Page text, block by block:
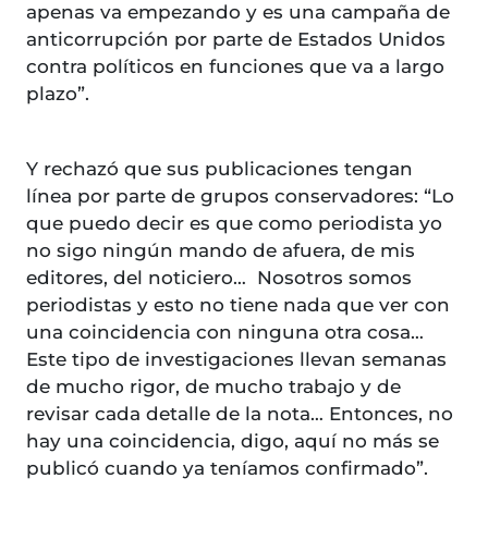
apenas va empezando y es una campaña de
anticorrupción por parte de Estados Unidos
contra políticos en funciones que va a largo
plazo”.
Y rechazó que sus publicaciones tengan
línea por parte de grupos conservadores: “Lo
que puedo decir es que como periodista yo
no sigo ningún mando de afuera, de mis
editores, del noticiero… Nosotros somos
periodistas y esto no tiene nada que ver con
una coincidencia con ninguna otra cosa…
Este tipo de investigaciones llevan semanas
de mucho rigor, de mucho trabajo y de
revisar cada detalle de la nota… Entonces, no
hay una coincidencia, digo, aquí no más se
publicó cuando ya teníamos confirmado”.